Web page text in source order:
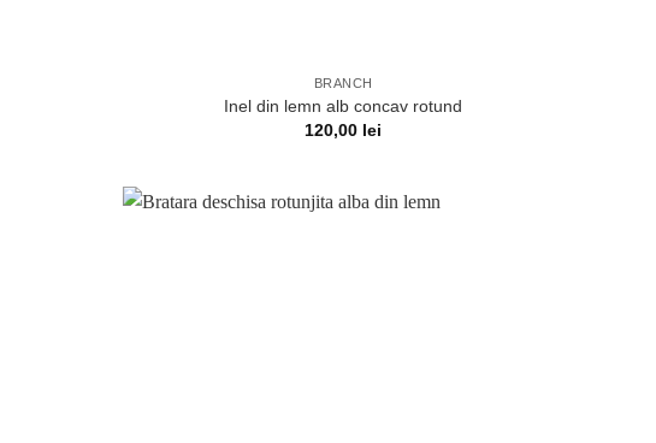
BRANCH
Inel din lemn alb concav rotund
120,00 lei